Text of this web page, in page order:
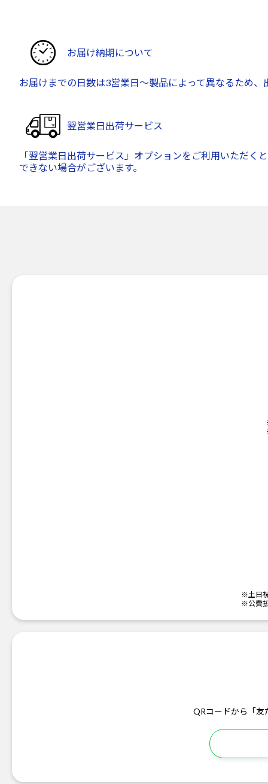
お届け納期について
お届けまでの日数は3営業日～製品によって異なるため
翌営業日出荷サービス
「翌営業日出荷サービス」オプションをご利用いただ
できない場合がございます。
※土日
※公費
QRコードから「友